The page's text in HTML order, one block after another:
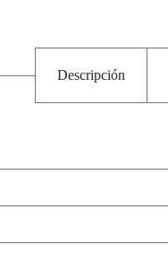
Descripción